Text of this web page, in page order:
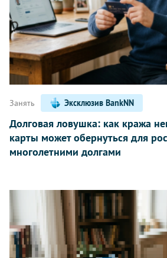
Занять Эксклюзив BankNN
Долговая ловушка: как кража
карты может обернуться для
многолетними долгами